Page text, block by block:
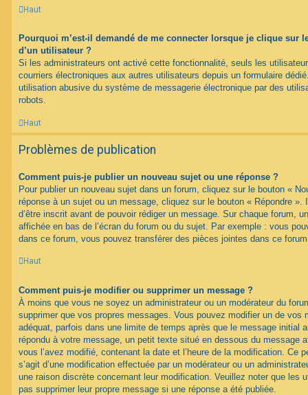
Haut
Pourquoi m’est-il demandé de me connecter lorsque je clique sur
d’un utilisateur ?
Si les administrateurs ont activé cette fonctionnalité, seuls les
courriers électroniques aux autres utilisateurs depuis un formulaire
utilisation abusive du système de messagerie électronique par des
robots.
Haut
Problèmes de publication
Comment puis-je publier un nouveau sujet ou une réponse ?
Pour publier un nouveau sujet dans un forum, cliquez sur le bouton «
réponse à un sujet ou un message, cliquez sur le bouton « Répondre
d’être inscrit avant de pouvoir rédiger un message. Sur chaque forum,
affichée en bas de l’écran du forum ou du sujet. Par exemple : vous
dans ce forum, vous pouvez transférer des pièces jointes dans ce
Haut
Comment puis-je modifier ou supprimer un message ?
À moins que vous ne soyez un administrateur ou un modérateur du
supprimer que vos propres messages. Vous pouvez modifier un de vos
adéquat, parfois dans une limite de temps après que le message initial
répondu à votre message, un petit texte situé en dessous du message
vous l’avez modifié, contenant la date et l’heure de la modification. Ce
s’agit d’une modification effectuée par un modérateur ou un
une raison discrète concernant leur modification. Veuillez noter que les
pas supprimer leur propre message si une réponse a été publiée.